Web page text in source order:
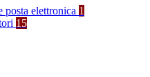
posta elettronica 1
15